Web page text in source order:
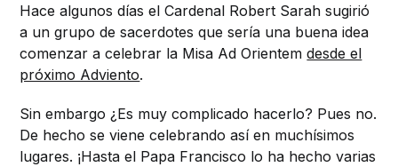
Hace algunos días el Cardenal Robert Sarah sugirió
a un grupo de sacerdotes que sería una buena idea
comenzar a celebrar la Misa Ad Orientemdesde el
próximo Adviento.
Sin embargo ¿Es muy complicado hacerlo? Pues no.
De hecho se viene celebrando así en muchísimos
lugares. ¡Hasta el Papa Francisco lo ha hecho varias